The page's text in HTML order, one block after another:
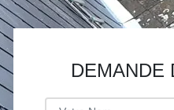
DEMANDE